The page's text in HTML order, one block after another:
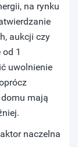
na rynku
aukcji czy
1
uwolnienie
mają
naczelna